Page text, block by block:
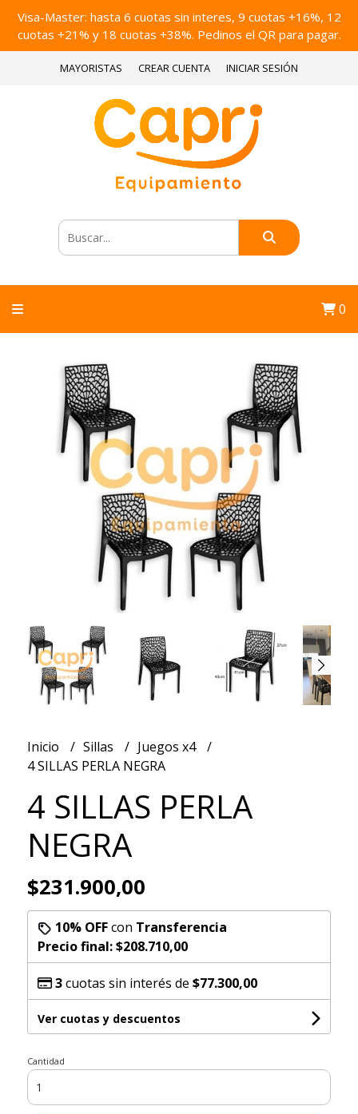
Visa-Master: hasta 6 cuotas sin interes, 9 cuotas +16%, 12
cuotas +21% y 18 cuotas +38%. Pedinos el QR para pagar.
MAYORISTAS CREAR CUENTA INICIAR SESIÓN
0
Inicio Sillas
Juegos x4
4 SILLAS PERLA NEGRA
4 SILLAS PERLA
NEGRA
$231.900,00
10% OFFcon Transferencia
Precio final:$208.710,00
3cuotas sin interés de $77.300,00
Ver cuotas y descuentos
Cantidad